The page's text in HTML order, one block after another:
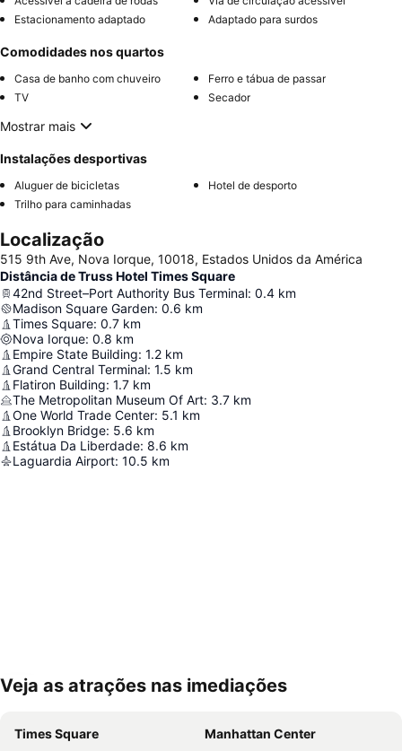
Estacionamento adaptado
Adaptado para surdos
Comodidades nos quartos
Casa de banho com chuveiro
Ferro e tábua de passar
TV
Secador
Mostrar mais
Instalações desportivas
Aluguer de bicicletas
Hotel de desporto
Trilho para caminhadas
Localização
515 9th Ave, Nova Iorque, 10018, Estados Unidos da América
Distância de Truss Hotel Times Square
42nd Street–Port Authority Bus Terminal: 0.4 km
Madison Square Garden: 0.6 km
Times Square: 0.7 km
Nova Iorque: 0.8 km
Empire State Building: 1.2 km
Grand Central Terminal: 1.5 km
Flatiron Building: 1.7 km
The Metropolitan Museum Of Art: 3.7 km
One World Trade Center: 5.1 km
Brooklyn Bridge: 5.6 km
Estátua Da Liberdade: 8.6 km
Laguardia Airport: 10.5 km
Ampliar mapa
Veja as atrações nas imediações
Times Square
Manhattan Center